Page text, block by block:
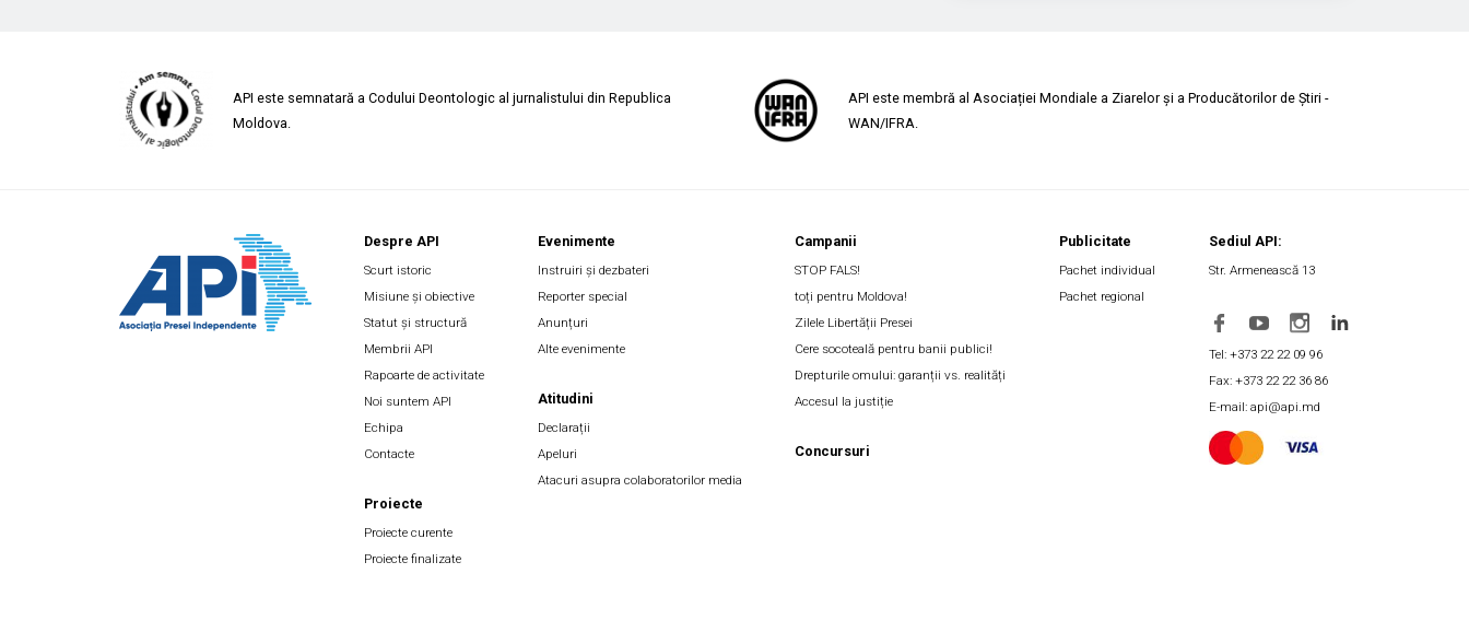
API este semnatară a Codului Deontologic al jurnalistului din Republica
Moldova.
API este membră al Asociației Mondiale a Ziarelor și a Producătorilor de Știri -
WAN/IFRA.
Despre API
Scurt istoric
Misiune și obiective
Statut și structură
Membrii API
Rapoarte de activitate
Noi suntem API
Echipa
Contacte
Proiecte
Proiecte curente
Proiecte finalizate
Evenimente
Instruiri și dezbateri
Reporter special
Anunțuri
Alte evenimente
Atitudini
Declarații
Apeluri
Atacuri asupra colaboratorilor media
Campanii
STOP FALS!
toți pentru Moldova!
Zilele Libertății Presei
Cere socoteală pentru banii publici!
Drepturile omului: garanții vs. realități
Accesul la justiție
Concursuri
Publicitate
Pachet individual
Pachet regional
Sediul API:
Str. Armenească 13
Tel: +373 22 22 09 96
Fax: +373 22 22 36 86
E-mail: api@api.md